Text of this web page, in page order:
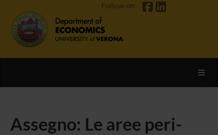
Follow on
Assegno: Le aree peri-